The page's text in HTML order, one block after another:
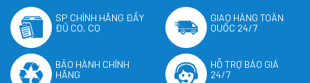
SP CHÍNH HÃNG ĐẦY
ĐỦ CO, CQ
GIAO HÀNG TOÀN
QUỐC 24/7
BẢO HÀNH CHÍNH
HÃNG
HỖ TRỢ BÁO GIÁ
24/7